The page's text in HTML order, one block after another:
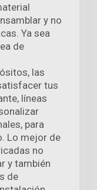
y no
Ya sea
de
las
tus
líneas
para
Lo mejor de
no
y también
de